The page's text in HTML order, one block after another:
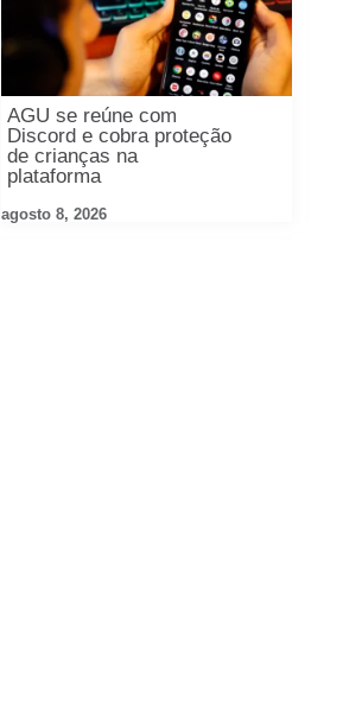
AGU se reúne com
Discord e cobra proteção
de crianças na
plataforma
agosto 8, 2026